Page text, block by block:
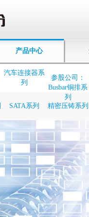
产品中心
汽车连接器系
列
参股公司：
Busbar铜排系
列
SATA系列 精密压铸系列